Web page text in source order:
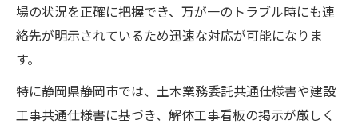
場の状況を正確に把握でき、万が一のトラブル時にも連
絡先が明示されているため迅速な対応が可能になりま
す。
特に静岡県静岡市では、土木業務委託共通仕様書や建設
工事共通仕様書に基づき、解体工事看板の掲示が厳しく